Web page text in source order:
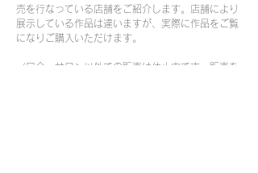
売を行なっている店舗をご紹介します。店舗により
展示している作品は違いますが、実際に作品をご覧
になりご購入いただけます。
（只今、サロン以外での販売は休止中です。販売を